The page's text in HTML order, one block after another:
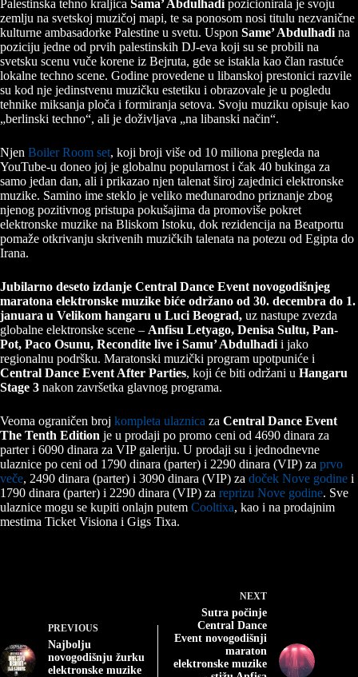
Palestinska tehno kraljica Sama’ Abdulhadi pozicionirala je svoju
zemlju na svetskoj muzičoj mapi, te sa ponosom nosi titulu nezvanične
kulturne ambasadorke Palestine u svetu. Uspon Same’ Abdulhadi na
poziciju jedne od prvih palestinskih DJ-eva koji su se probili na
svetsku scenu vuče korene iz Bejruta, gde se istakla kao član rastuće
lokalne techno scene. Godine provedene u libanskoj prestonici razvile
su kod nje jedinstvenu muzičku estetiku i obrazovale je u pogledu
tehnike miksanja ploča i formiranja setova. Svoju muziku opisuje kao
„berlinski techno“, ali je doživljava „na libanski način“.
Njen Boiler Room set, koji broji više od 10 miliona pregleda na
YouTube-u doneo joj je globalnu popularnost i čak 40 bukinga za
samo jedan dan, ali i prikazao njen talenat široj zajednici elektronske
muzike. Samino ime steklo je veliko međunarodno priznanje zbog
njenog pozitivnog pristupa pokušajima da promoviše pokret
elektronske muzike na Bliskom Istoku, dok rezidencija na Beatportu
pomaže otkrivanju skrivenih muzičkih talenata na potezu od Egipta do
Irana.
Jubilarno deseto izdanje Central Dance Event novogodišnjeg
maratona elektronske muzike biće održano od 30. decembra do 1.
januara u Velikom hangaru u Luci Beograd, uz nastupe zvezda
globalne elektronske scene – Anfisu Letyago, Denisa Sultu, Pan-
Pot, Paco Osunu, Recondite live i Samu’ Abdulhadi i jako
regionalnu podršku. Maratonski muzički program upotpuniće i
Central Dance Event After Parties, koji će biti održani u Hangaru
Stage 3 nakon završetka glavnog programa.
Veoma ograničen broj kompleta ulaznica za Central Dance Event
The Tenth Edition je u prodaji po promo ceni od 4690 dinara za
parter i 6090 dinara za VIP galeriju. U prodaji su i jednodnevne
ulaznice po ceni od 1790 dinara (parter) i 2290 dinara (VIP) za prvo
veče, 2490 dinara (parter) i 3090 dinara (VIP) za doček Nove godine i
1790 dinara (parter) i 2290 dinara (VIP) za reprizu Nove godine. Sve
ulaznice mogu se kupiti onlajn putem Cooltixa, kao i na prodajnim
mestima Ticket Visiona i Gigs Tixa.
PREVIOUS
Najbolju
novogodišnju žurku
elektronske muzike
NEXT
Sutra počinje
Central Dance
Event novogodišnji
maraton
elektronske muzike